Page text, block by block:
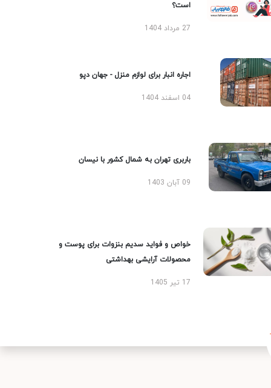
است؟
27 مرداد 1404
اجاره انبار برای لوازم منزل - جهان دپو
04 اسفند 1404
باربری تهران به شمال کشور با نیسان
09 آبان 1403
خواص و فواید سدیم بنزوات برای پوست و
محصولات آرایشی بهداشتی
17 تیر 1405